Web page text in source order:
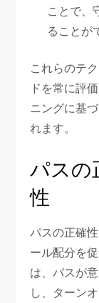
ことで、
ることが
これらのテ
ドを常に評
ニングに基
れます。
パスの
性
パスの正確
ール配分を
は、パスが
し、ターン